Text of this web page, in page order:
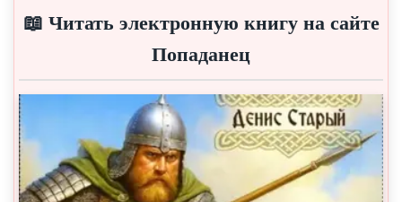
📖 Читать электронную книгу на сайте
Попаданец